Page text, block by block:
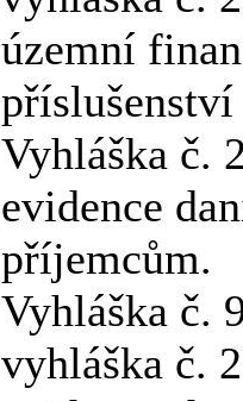
územní
příslušenství
Vyhláška č.
evidence
příjemcům.
Vyhláška č.
vyhláška č.